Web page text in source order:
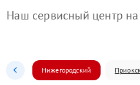
Наш сервисный центр
Нижегородский